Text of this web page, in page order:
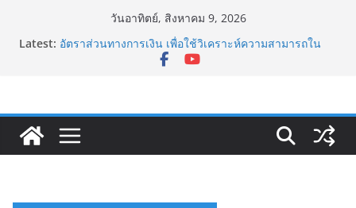
วันอาทิตย์, สิงหาคม 9, 2026
Latest: อัตราส่วนทางการเงิน เพื่อใช้วิเคราะห์ความสามารถใน
การทำกำไร (Profitability Ratios)